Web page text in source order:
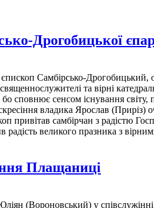
Дрогобицької
Самбірсько-Дрогобицький,
та вірні
бо сповнює сенсом існування
владика Ярослав (Приріз)
привітав самбірчан з радістю
великого празника з
Плащаниці
(Вороновський) у